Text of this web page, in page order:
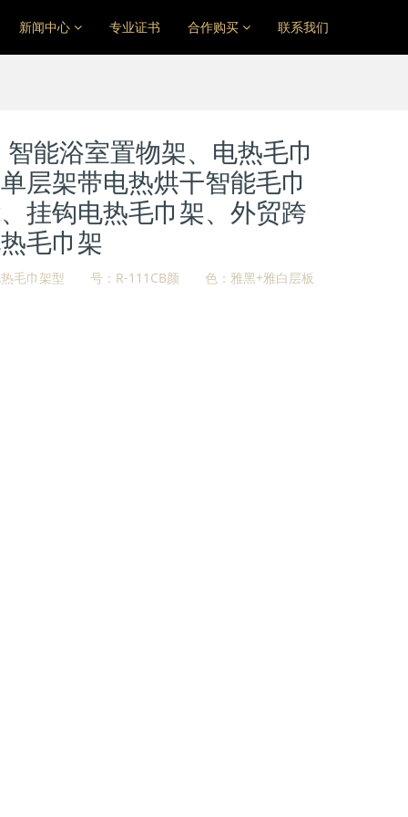
新闻中心 专业证书 合作购买 联系我们
智能浴室置物架、电热毛巾
层架带电热烘干智能毛巾
挂钩电热毛巾架、外贸跨
毛巾架
热毛巾架型 号：R-111CB颜 色：雅黑+雅白层板